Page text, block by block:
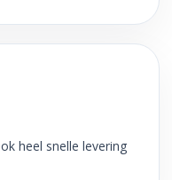
heel snelle levering